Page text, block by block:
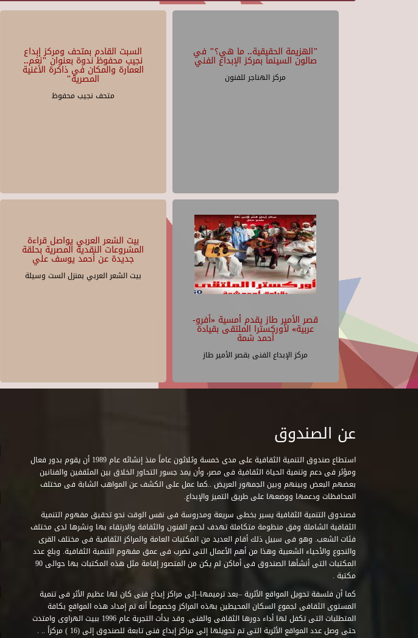
السبت القادم بمتحف ومركز إبداع
نجيب محفوظ ندوة بعنوان "نغم..
العمارة والمكان في ذاكرة الأغنية
المصرية"
متحف نجيب محفوظ
"الهزيمة الحقيقية.. ما هي؟" في
صالون السينما بمركز الإبداع الفني
مركز الهناجر للفنون
بيت الشعر العربي يواصل قراءة
المشروعات النقدية المصرية بحلقة
جديدة عن أحمد يوسف علي
بيت الشعر العربي بمنزل الست وسيلة
قصر الأمير طاز يقدم أمسية «أفرو-
عربية» لأوركسترا الملتقى بقيادة
أحمد شمة
مركز الإبداع الفنى بقصر الأمير طاز
عن الصندوق
استطاع صندوق التنمية الثقافية على مدى خمسة وثلاثون عاماً منذ إنشائه عام 1989 أن يقوم بدور فعال
ومؤثر فى دعم وتنمية الحياة الثقافية فى مصر، وأن يمد جسور التحاور الخلاق بين المثقفين والفنانين
بعضهم البعض وبينهم وبين الجمهور العريض ..كما عمل على الكشف عن المواهب الشابة فى مختلف
المحافظات ودعمها ووضعها على طريق التميز والإبداع.
فصندوق التنمية الثقافية يسير بخطى سريعة ومدروسة فى نفس الوقت نحو تحقيق مفهوم التنمية
الثقافية الشاملة وفق منظومة متكاملة تهدف لدعم الفنون والثقافة والارتقاء بها ونشرها لدى مختلف
فئات الشعب. وهو فى سبيل ذلك أقام العديد من المكتبات العامة والمراكز الثقافية فى مختلف القرى
والنجوع والأحياء الشعبية وهذا من أهم الأعمال التى تضرب فى عمق مفهوم التنمية الثقافية. وبلغ عدد
المكتبات التى أنشأها الصندوق فى أماكن لم يكن من المتصور إقامة مثل هذه المكتبات بها حوالى 90
مكتبة .
كما أن فلسفة تحويل المواقع الأثرية –بعد ترميمها–إلى مراكز إبداع فنى كان لها عظيم الأثر فى تنمية
المستوى الثقافى لجموع السكان المحيطين بهذه المراكز وخصوصاً أنه تم إمداد هذه المواقع بكافة
المتطلبات التى تكفل لها أداء دورها الثقافى والفنى. وقد بدأت التجربة عام 1996 ببيت الهراوى وامتدت
حتى وصل عدد المواقع الأثرية التى تم تحويلها إلى مراكز إبداع فنى تابعة للصندوق إلى (16 ) مركزاً .. .